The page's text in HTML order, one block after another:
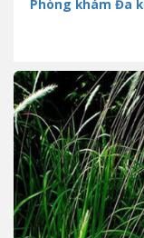
Phòng khám Đa